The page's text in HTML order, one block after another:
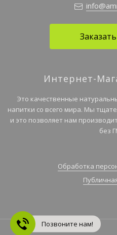
Интернет-
Это качественные
напитки со всего мира. Мы
и это позволяет нам
без
Обработка
Позвоните нам!